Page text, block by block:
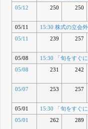
05/12
250 250
05/11
15:30 株式の立会
05/11
239 257
05/08
15:30 「旬をすぐ
05/08
231 242
05/07
253 257
05/01
15:30 「旬をすぐ
05/01
262 289